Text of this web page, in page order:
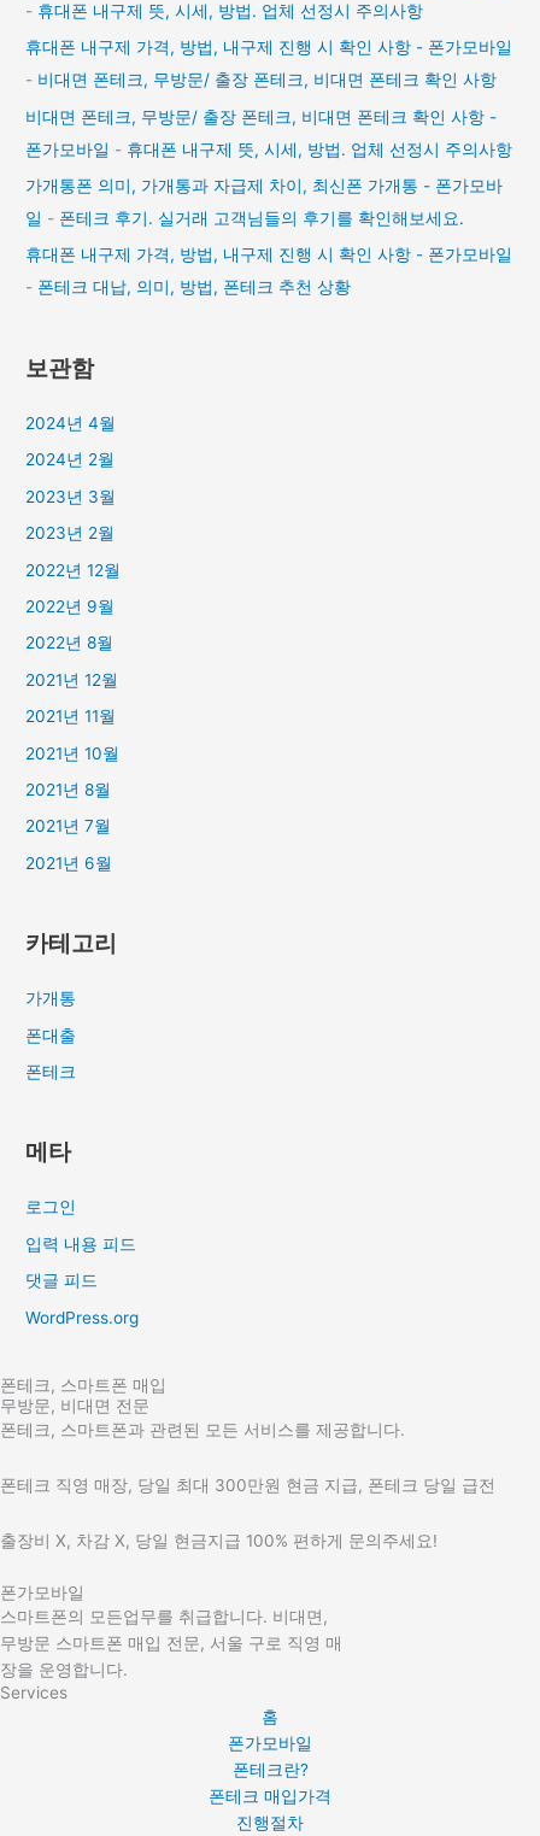
- 휴대폰 내구제 뜻, 시세, 방법. 업체 선정시 주의사항
휴대폰 내구제 가격, 방법, 내구제 진행 시 확인 사항 - 폰가모바일
- 비대면 폰테크, 무방문/ 출장 폰테크, 비대면 폰테크 확인 사항
비대면 폰테크, 무방문/ 출장 폰테크, 비대면 폰테크 확인 사항 -
폰가모바일 - 휴대폰 내구제 뜻, 시세, 방법. 업체 선정시 주의사항
가개통폰 의미, 가개통과 자급제 차이, 최신폰 가개통 - 폰가모바
일 - 폰테크 후기. 실거래 고객님들의 후기를 확인해보세요.
휴대폰 내구제 가격, 방법, 내구제 진행 시 확인 사항 - 폰가모바일
- 폰테크 대납, 의미, 방법, 폰테크 추천 상황
보관함
2024년 4월
2024년 2월
2023년 3월
2023년 2월
2022년 12월
2022년 9월
2022년 8월
2021년 12월
2021년 11월
2021년 10월
2021년 8월
2021년 7월
2021년 6월
카테고리
가개통
폰대출
폰테크
메타
로그인
입력 내용 피드
댓글 피드
WordPress.org
폰테크, 스마트폰 매입
무방문, 비대면 전문
폰테크, 스마트폰과 관련된 모든 서비스를 제공합니다.
폰테크 직영 매장, 당일 최대 300만원 현금 지급, 폰테크 당일 급전
출장비 X, 차감 X, 당일 현금지급 100% 편하게 문의주세요!
폰가모바일
스마트폰의 모든업무를 취급합니다. 비대면,
무방문 스마트폰 매입 전문, 서울 구로 직영 매
장을 운영합니다.
Services
홈
폰가모바일
폰테크란?
폰테크 매입가격
진행절차